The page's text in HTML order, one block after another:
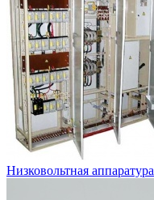
Низковольтная аппаратура